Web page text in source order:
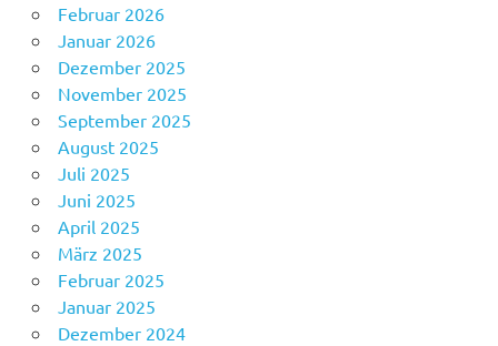
Februar 2026
Januar 2026
Dezember 2025
November 2025
September 2025
August 2025
Juli 2025
Juni 2025
April 2025
März 2025
Februar 2025
Januar 2025
Dezember 2024